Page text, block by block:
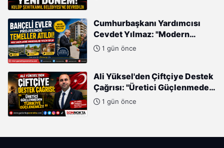
Cumhurbaşkanı Yardımcısı
Cevdet Yılmaz: "Modern
Türkiye'nin İmarında
1 gün önce
Ali Yüksel'den Çiftçiye Destek
Çağrısı: "Üretici Güçlenmeden
Türkiye Güçlenemez!"
1 gün önce